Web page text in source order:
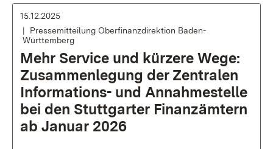
15.12.2025
Pressemitteilung Oberfinanzdirektion Baden-
Württemberg
Mehr Service und kürzere Wege:
Zusammenlegung der Zentralen
Informations- und Annahmestelle
bei den Stuttgarter Finanzämtern
ab Januar 2026